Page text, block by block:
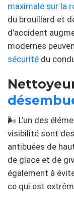
maximale sur la
du brouillard et
d’accident
modernes
sécurité du
🌬️ L’un des
visibilité sont
antibuées de
de glace et de
également à
ce qui est